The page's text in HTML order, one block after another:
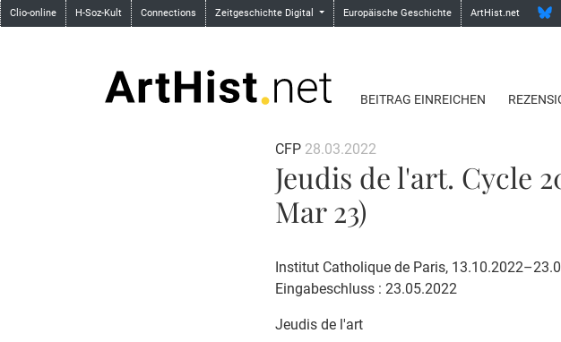
Clio-online H-Soz-Kult Connections Zeitgeschichte Digital Europäische Geschichte ArtHist.net
BEITRAG EINREICHEN
CFP 28.03.2022
Jeudis de l'art. Cycle
Mar 23)
Institut Catholique de Paris,
Eingabeschluss : 23.05.2022
Jeudis de l'art